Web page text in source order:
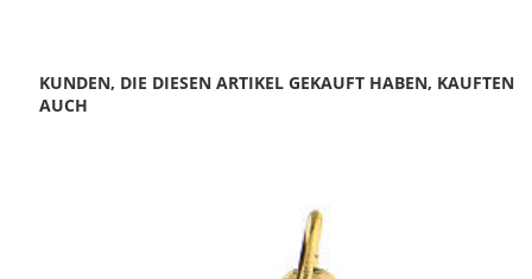
KUNDEN, DIE DIESEN ARTIKEL GEKAUFT HABEN, KAUFTEN
AUCH